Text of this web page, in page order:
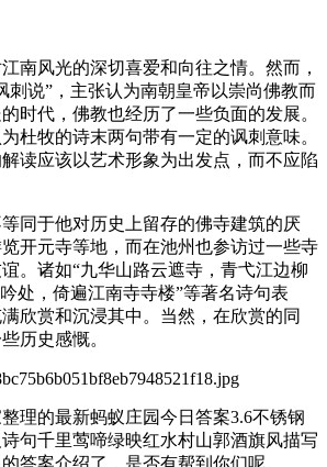
南风光的深切喜爱和向往之情。然而，
刺说”，主张认为南朝皇帝以崇尚佛教而
时代，佛教也经历了一些负面的发展。
杜牧的诗末两句带有一定的讽刺意味。
读应该以艺术形象为出发点，而不应陷
同于他对历史上留存的佛寺建筑的厌
开元寺等地，而在池州也参访过一些寺
。诸如“九华山路云遮寺，青弋江边柳
处，倚遍江南寺寺楼”等著名诗句表
欣赏和沉浸其中。当然，在欣赏的同
历史感慨。
理的最新蚂蚁庄园今日答案3.6不锈钢
句千里莺啼绿映红水村山郭酒旗风描写
答案介绍了，是否有帮到你们呢。